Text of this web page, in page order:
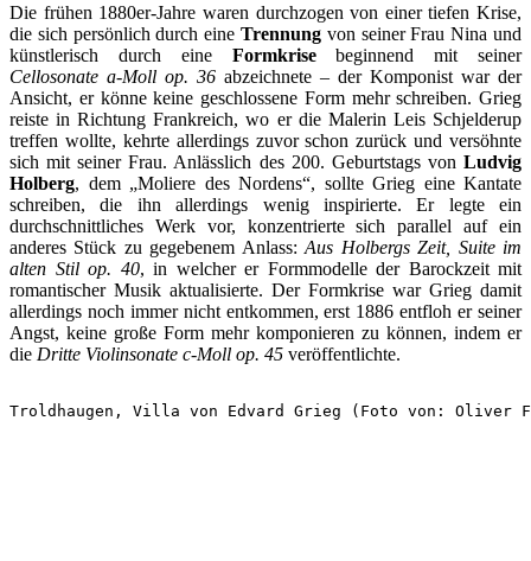
Die frühen 1880er-Jahre waren durchzogen von einer tiefen Krise,
die sich persönlich durch eine Trennung von seiner Frau Nina und
künstlerisch durch eine Formkrisebeginnend mit seiner
Cellosonate a-Moll op. 36 abzeichnete – der Komponist war der
Ansicht, er könne keine geschlossene Form mehr schreiben. Grieg
reiste in Richtung Frankreich, wo er die Malerin Leis Schjelderup
treffen wollte, kehrte allerdings zuvor schon zurück und versöhnte
sich mit seiner Frau. Anlässlich des 200. Geburtstags von Ludvig
Holberg, dem „Moliere des Nordens“, sollte Grieg eine Kantate
schreiben, die ihn allerdings wenig inspirierte. Er legte ein
durchschnittliches Werk vor, konzentrierte sich parallel auf ein
anderes Stück zu gegebenem Anlass:Aus Holbergs Zeit, Suite im
alten Stil op. 40, in welcher er Formmodelle der Barockzeit mit
romantischer Musik aktualisierte. Der Formkrise war Grieg damit
allerdings noch immer nicht entkommen, erst 1886 entfloh er seiner
Angst, keine große Form mehr komponieren zu können, indem er
die Dritte Violinsonate c-Moll op. 45 veröffentlichte.
Troldhaugen, Villa von Edvard Grieg (Foto von: Oliver